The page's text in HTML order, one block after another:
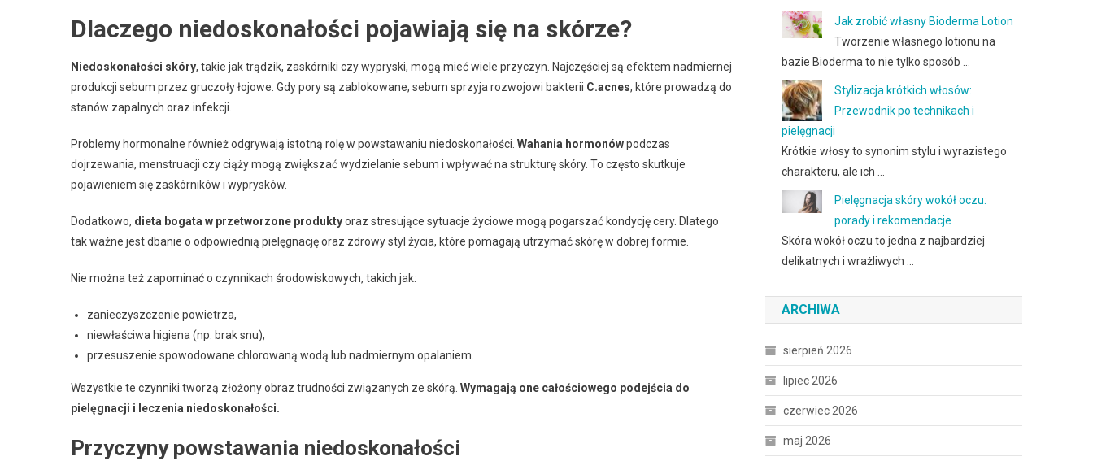
Dlaczego niedoskonałości pojawiają się na skórze?
Niedoskonałości skóry, takie jak trądzik, zaskórniki czy wypryski, mogą mieć wiele przyczyn. Najczęściej są efektem nadmiernej
produkcji sebum przez gruczoły łojowe. Gdy pory są zablokowane, sebum sprzyja rozwojowi bakterii C.acnes, które prowadzą do
stanów zapalnych oraz infekcji.
Problemy hormonalne również odgrywają istotną rolę w powstawaniu niedoskonałości. Wahania hormonówpodczas
dojrzewania, menstruacji czy ciąży mogą zwiększać wydzielanie sebum i wpływać na strukturę skóry. To często skutkuje
pojawieniem się zaskórników i wyprysków.
Dodatkowo, dieta bogata w przetworzone produktyoraz stresujące sytuacje życiowe mogą pogarszać kondycję cery. Dlatego
tak ważne jest dbanie o odpowiednią pielęgnację oraz zdrowy styl życia, które pomagają utrzymać skórę w dobrej formie.
Nie można też zapominać o czynnikach środowiskowych, takich jak:
zanieczyszczenie powietrza,
niewłaściwa higiena (np. brak snu),
przesuszenie spowodowane chlorowaną wodą lub nadmiernym opalaniem.
Wszystkie te czynniki tworzą złożony obraz trudności związanych ze skórą. Wymagają one całościowego podejścia do
pielęgnacji i leczenia niedoskonałości.
Przyczyny powstawania niedoskonałości
Jak zrobić własny Bioderma Lotion
Tworzenie własnego lotionu na
bazie Bioderma to nie tylko sposób …
Stylizacja krótkich włosów:
Przewodnik po technikach i
pielęgnacji
Krótkie włosy to synonim stylu i wyrazistego
charakteru, ale ich …
Pielęgnacja skóry wokół oczu:
porady i rekomendacje
Skóra wokół oczu to jedna z najbardziej
delikatnych i wrażliwych …
ARCHIWA
sierpień 2026
lipiec 2026
czerwiec 2026
maj 2026